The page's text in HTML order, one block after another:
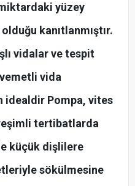
yüzey
kanıtlanmıştır.
vidalar ve tespit
vida
idealdir Pompa, vites
tertibatlarda
küçük dişlilere
sökülmesine